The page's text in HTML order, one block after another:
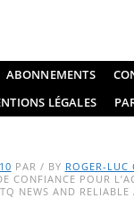
ABONNEMENTS
LÉGALES
PAR / BY ROGER-LUC
CONFIANCE POUR
NEWS AND RELIABLE